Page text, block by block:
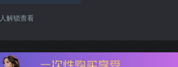
人解锁查看